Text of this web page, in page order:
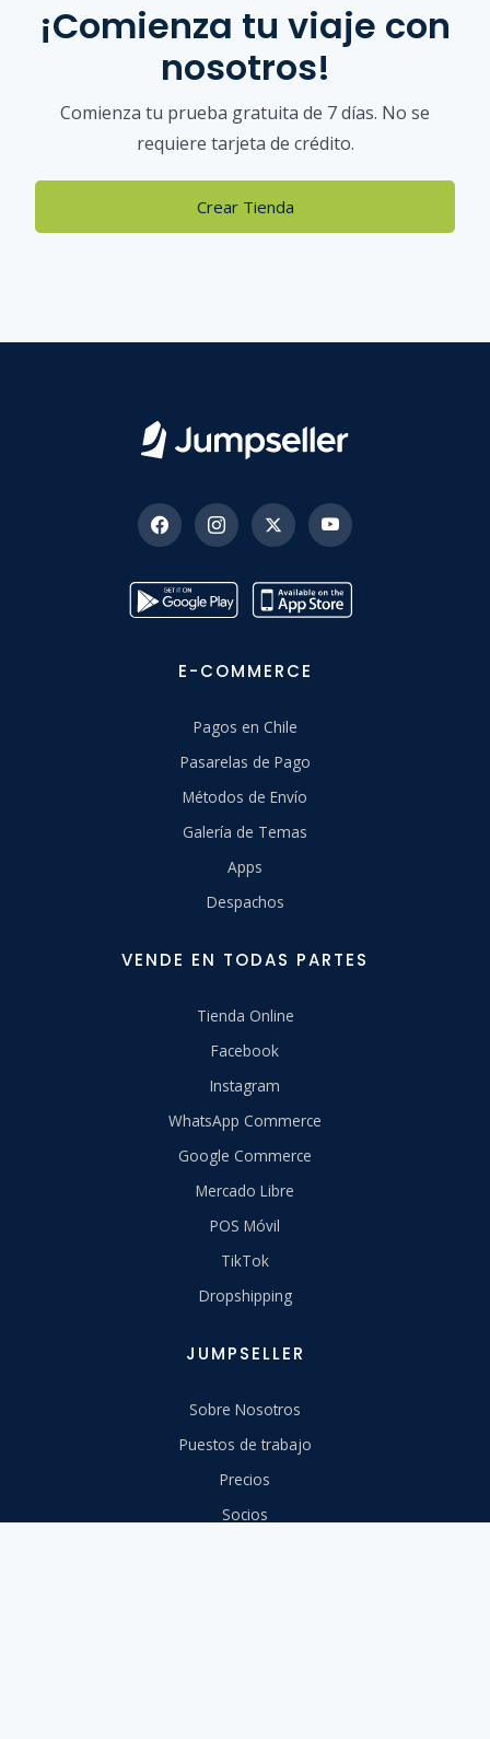
¡Comienza tu viaje con
nosotros!
Comienza tu prueba gratuita de 7 días. No se
requiere tarjeta de crédito.
Crear Tienda
E-COMMERCE
Pagos en Chile
Pasarelas de Pago
Métodos de Envío
Galería de Temas
Apps
Despachos
VENDE EN TODAS PARTES
Tienda Online
Facebook
Instagram
WhatsApp Commerce
Google Commerce
Mercado Libre
POS Móvil
TikTok
Dropshipping
JUMPSELLER
Sobre Nosotros
Puestos de trabajo
Precios
Socios